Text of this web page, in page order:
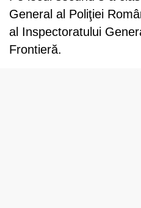
General al Poliţiei
al Inspectoratului
Frontieră.